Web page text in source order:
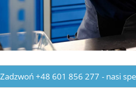
Zadzwoń +48 601 856 277 - nasi